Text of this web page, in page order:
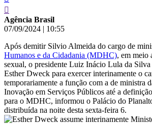
Agência Brasil
07/09/2024 | 10:55
Após demitir Silvio Almeida do cargo de
Humanos e da Cidadania (MDHC), em meio
sexual, o presidente Luiz Inácio Lula da
Esther Dweck para exercer interinamente o
temporariamente a função com a de ministra
Inovação em Serviços Públicos até a
para o MDHC, informou o Palácio do
distribuída na noite desta sexta-feira 6.